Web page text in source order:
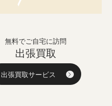
無料でご自宅に訪問
出張買取
出張買取サービス